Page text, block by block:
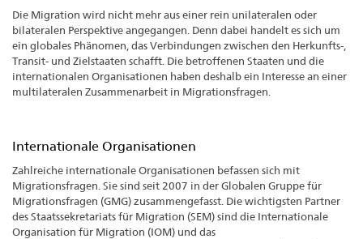
Die Migration wird nicht mehr aus einer rein unilateralen oder
bilateralen Perspektive angegangen. Denn dabei handelt es sich um
ein globales Phänomen, das Verbindungen zwischen den Herkunfts-,
Transit- und Zielstaaten schafft. Die betroffenen Staaten und die
internationalen Organisationen haben deshalb ein Interesse an einer
multilateralen Zusammenarbeit in Migrationsfragen.
Internationale Organisationen
Zahlreiche internationale Organisationen befassen sich mit
Migrationsfragen. Sie sind seit 2007 in der Globalen Gruppe für
Migrationsfragen (GMG) zusammengefasst. Die wichtigsten Partner
des Staatssekretariats für Migration (SEM) sind die Internationale
Organisation für Migration (IOM) und das